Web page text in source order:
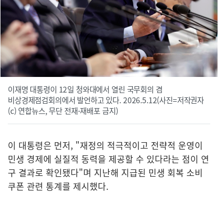
이재명 대통령이 12일 청와대에서 열린 국무회의 겸
비상경제점검회의에서 발언하고 있다. 2026.5.12(사진=저작권자
(c) 연합뉴스, 무단 전재-재배포 금지)
이 대통령은 먼저, "재정의 적극적이고 전략적 운영이
민생 경제에 실질적 동력을 제공할 수 있다라는 점이 연
구 결과로 확인됐다"며 지난해 지급된 민생 회복 소비
쿠폰 관련 통계를 제시했다.